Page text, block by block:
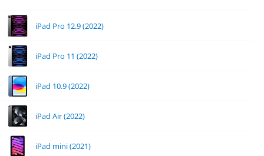
iPad Pro 12.9 (2022)
iPad Pro 11 (2022)
iPad 10.9 (2022)
iPad Air (2022)
iPad mini (2021)